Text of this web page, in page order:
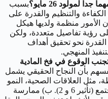
لمولود 26 مايو؟
بسبب
يمثل الكفاءة والتنظيم والقدرة على
الأمور منظمة ولديها هيكل
رؤية تفاصيل متعددة، ولكن
القدرة نحو تحقيق أهداف
المنهجي.
26 مايو أن يتجنب الوقوع في فخ المادية
بأن النجاح الحقيقي يشمل
مثل العلاقات الصحية، النمو
الشخصي، والمساهمة في المجتمع (تأثير 6 و 2). ب) ممارسة